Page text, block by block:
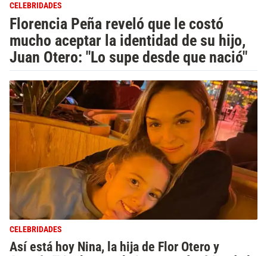
CELEBRIDADES
Florencia Peña reveló que le costó
mucho aceptar la identidad de su hijo,
Juan Otero: "Lo supe desde que nació"
CELEBRIDADES
Así está hoy Nina, la hija de Flor Otero y